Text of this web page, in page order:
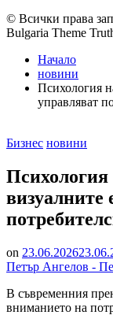
© Всички права
Bulgaria Theme
Начало
новини
Психология
управляват
Posted
Бизнес новини
визуалните
on 23.06.2026
Петър Ангелов -
В съвременния
вниманието на